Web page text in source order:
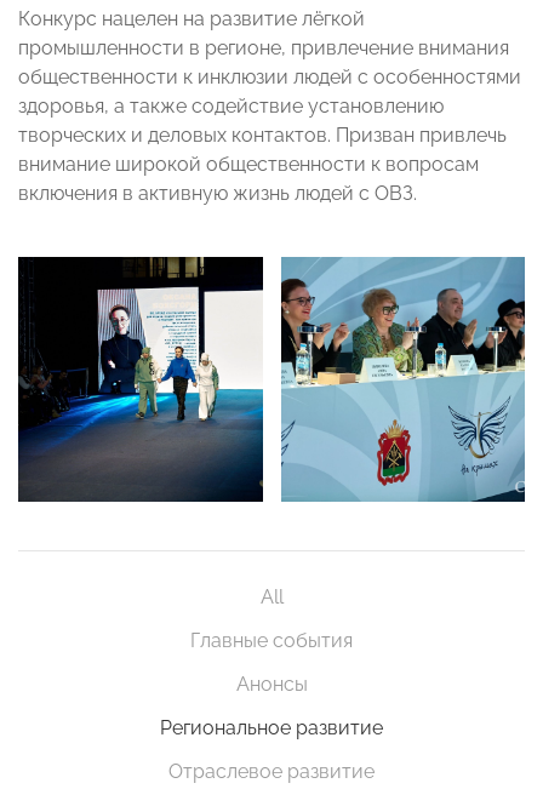
Конкурс нацелен на развитие лёгкой
промышленности в регионе, привлечение внимания
общественности к инклюзии людей с особенностями
здоровья, а также содействие установлению
творческих и деловых контактов. Призван привлечь
внимание широкой общественности к вопросам
включения в активную жизнь людей с ОВЗ.
All
Главные события
Анонсы
Региональное развитие
Отраслевое развитие